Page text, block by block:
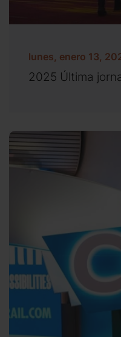
lunes, enero 13,
2025 Última